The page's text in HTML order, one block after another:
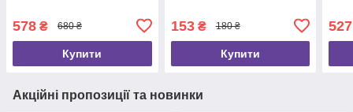
578 ₴ 680 ₴
Купити
153₴ 180 ₴
Купити
527
Акційні пропозиції та новинки